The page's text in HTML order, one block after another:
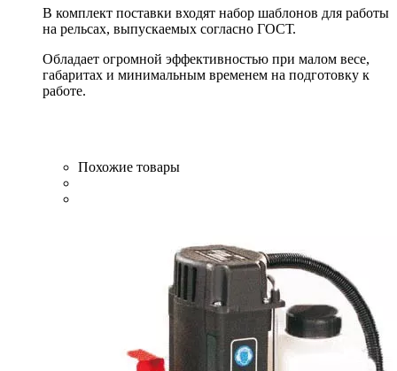
В комплект поставки входят набор шаблонов для работы
на рельсах, выпускаемых согласно ГОСТ.
Обладает огромной эффективностью при малом весе,
габаритах и минимальным временем на подготовку к
работе.
Похожие товары